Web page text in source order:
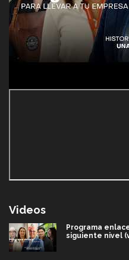
Videos
Programa
siguiente nivel